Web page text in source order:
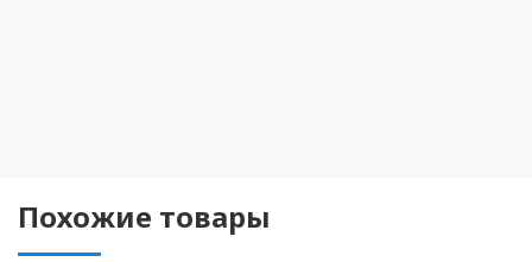
Похожие товары